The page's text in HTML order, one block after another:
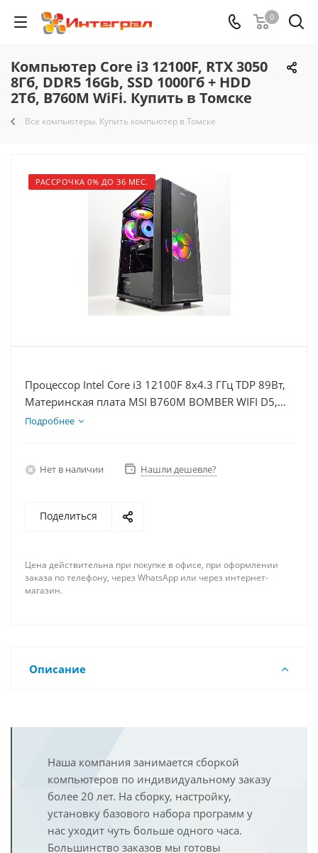
0
Компьютер Core i3 12100F, RTX 3050
8Гб, DDR5 16Gb, SSD 1000Гб + HDD
2Тб, B760M WiFi. Купить в Томске
Все компьютеры. Купить компьютер в Томске
РАССРОЧКА 0% ДО 36 МЕС.
Процессор Intel Core i3 12100F 8x4.3 ГГц TDP 89Вт,
Материнская плата MSI B760M BOMBER WIFI D5,
Видеокарта RTX 3050 8Гб, Память DDR5 16Gb,
Подробнее
Нет в наличии Нашли дешевле?
Поделиться
Цена действительна при покупке в офисе, при оформлении
заказа по телефону, через WhatsApp или через интернет-
магазин.
Описание
Наша компания занимается сборкой
компьютеров по индивидуальному заказу
более 20 лет. На сборку, настройку,
установку базового набора программ у
нас уходит чуть больше одного часа.
Большинство заказов мы готовы